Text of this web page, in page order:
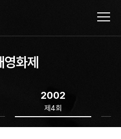
영화제
2002
제4회